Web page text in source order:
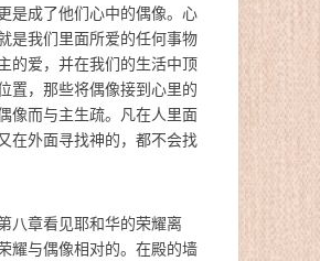
是成了他们心中的偶像。心
是我们里面所爱的任何事物
的爱，并在我们的生活中顶
置，那些将偶像接到心里的
像而与主生疏。凡在人里面
在外面寻找神的，都不会找
八章看见耶和华的荣耀离
耀与偶像相对的。在殿的墙